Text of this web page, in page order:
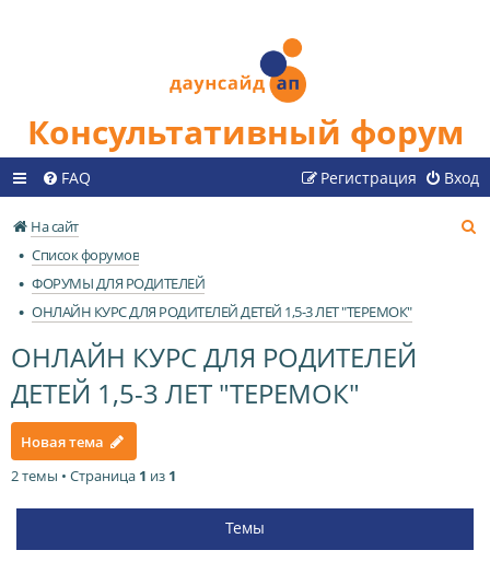
Консультативный форум
FAQ Вход
Регистрация
На сайт
Список форумов
ФОРУМЫ ДЛЯ РОДИТЕЛЕЙ
ОНЛАЙН КУРС ДЛЯ РОДИТЕЛЕЙ ДЕТЕЙ 1,5-3 ЛЕТ "ТЕРЕМОК"
ОНЛАЙН КУРС ДЛЯ РОДИТЕЛЕЙ
ДЕТЕЙ 1,5-3 ЛЕТ "ТЕРЕМОК"
Новая тема
2 темы • Страница 1 из 1
Темы